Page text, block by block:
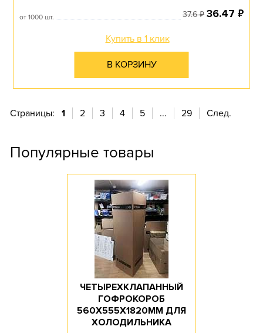
от 1000 шт. 37.6₽ 36.47 ₽
Купить в 1 клик
В КОРЗИНУ
Страницы: 1 2 3 4 5 ... 29 След.
Популярные товары
ЧЕТЫРЕХКЛАПАННЫЙ
ГОФРОКОРОБ
560Х555Х1820ММ ДЛЯ
ХОЛОДИЛЬНИКА